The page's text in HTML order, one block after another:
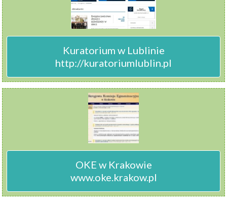
Kuratorium w Lublinie
http://kuratoriumlublin.pl
OKE w Krakowie
www.oke.krakow.pl